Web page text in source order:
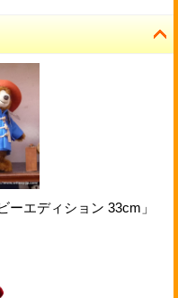
ーエディション 33cm」